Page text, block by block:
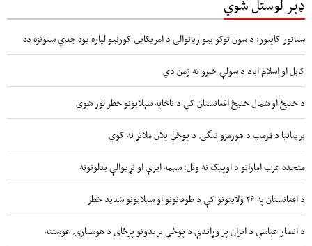
ډېر لوستل شوي
سناتور کاپتور: د سون توکو بیو زیاتوالی د امریکایي کورنیو لپاره یوه جدي ستونزه ده
کابل او اسلام اباد د سولې خبرو ته ژمن دي
د ختیځ او شمال ختیځ افغانستان کې د ناڅاپه سېلابونو خطر لوړ شوی
بریتانیا د ټرمپ د هورمزو تنگۍ د پوځي پلان ملاتړ نه کوي
متحده عرب اماراتو د اوپیک نه وتل؛ سیمه ایزې او نړیوالې بدلونونه
د افغانستان په ۲۶ ولایتونو کې د طوفانونو او سیلابونو شدید خطر
د انصار عباسي د ایران پر وړاندې د پوځې بریدونو پرځای د هوښیارۍ غوښتنه